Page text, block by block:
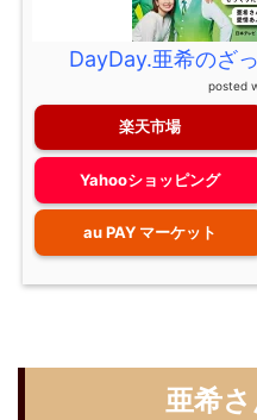
DayDay.亜希のざ
posted
楽天市場
Yahooショッピング
au PAY マーケット
亜希